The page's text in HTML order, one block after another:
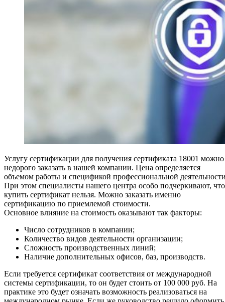
Услугу сертификации для получения сертификата 18001 можно
недорого заказать в нашей компании. Цена определяется
объемом работы и спецификой профессиональной
При этом специалисты нашего центра особо подчеркивают, что
купить сертификат нельзя. Можно заказать именно
сертификацию по приемлемой стоимости.
Основное влияние на стоимость оказывают так факторы:
Число сотрудников в компании;
Количество видов деятельности организации;
Сложность производственных линий;
Наличие дополнительных офисов, баз, производств.
Если требуется сертификат соответствия от международной
системы сертификации, то он будет стоить от 100 000 руб. На
практике это будет означать возможность реализоваться на